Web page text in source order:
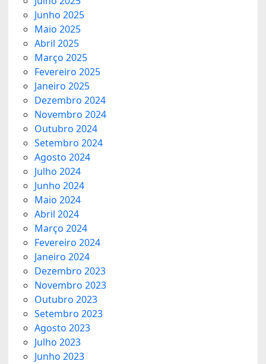
Junho 2025
Maio 2025
Abril 2025
Março 2025
Fevereiro 2025
Janeiro 2025
Dezembro 2024
Novembro 2024
Outubro 2024
Setembro 2024
Agosto 2024
Julho 2024
Junho 2024
Maio 2024
Abril 2024
Março 2024
Fevereiro 2024
Janeiro 2024
Dezembro 2023
Novembro 2023
Outubro 2023
Setembro 2023
Agosto 2023
Julho 2023
Junho 2023